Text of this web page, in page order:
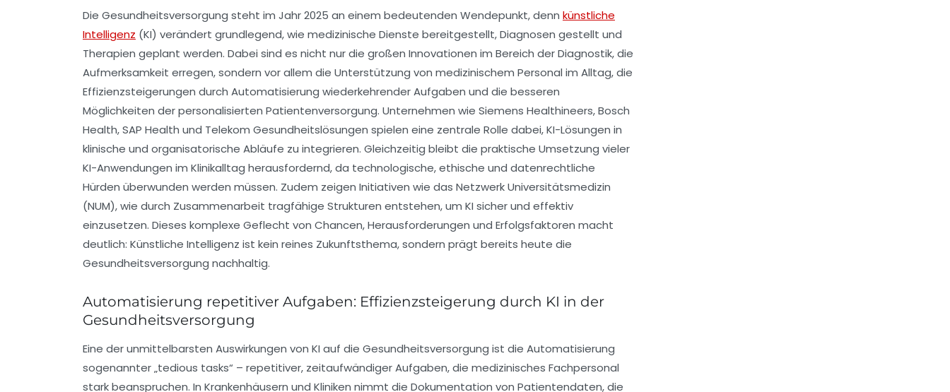
Die Gesundheitsversorgung steht im Jahr 2025 an einem bedeutenden Wendepunkt, denn künstliche
Intelligenz (KI) verändert grundlegend, wie medizinische Dienste bereitgestellt, Diagnosen gestellt und
Therapien geplant werden. Dabei sind es nicht nur die großen Innovationen im Bereich der Diagnostik, die
Aufmerksamkeit erregen, sondern vor allem die Unterstützung von medizinischem Personal im Alltag, die
Effizienzsteigerungen durch Automatisierung wiederkehrender Aufgaben und die besseren
Möglichkeiten der personalisierten Patientenversorgung. Unternehmen wie Siemens Healthineers, Bosch
Health, SAP Health und Telekom Gesundheitslösungen spielen eine zentrale Rolle dabei, KI-Lösungen in
klinische und organisatorische Abläufe zu integrieren. Gleichzeitig bleibt die praktische Umsetzung vieler
KI-Anwendungen im Klinikalltag herausfordernd, da technologische, ethische und datenrechtliche
Hürden überwunden werden müssen. Zudem zeigen Initiativen wie das Netzwerk Universitätsmedizin
(NUM), wie durch Zusammenarbeit tragfähige Strukturen entstehen, um KI sicher und effektiv
einzusetzen. Dieses komplexe Geflecht von Chancen, Herausforderungen und Erfolgsfaktoren macht
deutlich: Künstliche Intelligenz ist kein reines Zukunftsthema, sondern prägt bereits heute die
Gesundheitsversorgung nachhaltig.
Automatisierung repetitiver Aufgaben: Effizienzsteigerung durch KI in der
Gesundheitsversorgung
Eine der unmittelbarsten Auswirkungen von KI auf die Gesundheitsversorgung ist die Automatisierung
sogenannter „tedious tasks“ – repetitiver, zeitaufwändiger Aufgaben, die medizinisches Fachpersonal
stark beanspruchen. In Krankenhäusern und Kliniken nimmt die Dokumentation von Patientendaten, die